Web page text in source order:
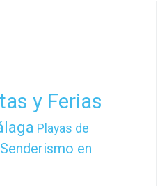
y Ferias
Playas de
en